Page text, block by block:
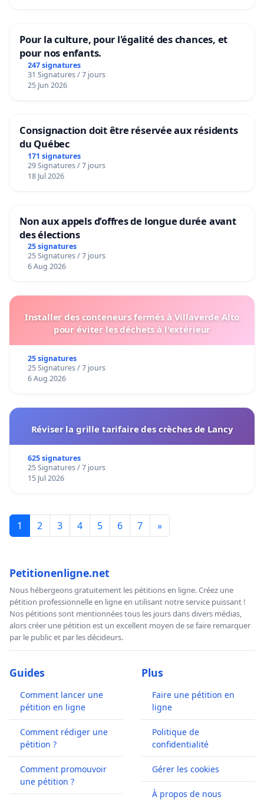
Pour la culture, pour l'égalité des chances, et
pour nos enfants.
247 signatures
31 Signatures / 7 jours
25 Jun 2026
Consignaction doit être réservée aux résidents
du Québec
171 signatures
29 Signatures / 7 jours
18 Jul 2026
Non aux appels d’offres de longue durée avant
des élections
25 signatures
25 Signatures / 7 jours
6 Aug 2026
Installer des conteneurs fermés à Villaverde Alto
pour éviter les déchets à l'extérieur
25 signatures
25 Signatures / 7 jours
6 Aug 2026
Réviser la grille tarifaire des crèches de Lancy
625 signatures
25 Signatures / 7 jours
15 Jul 2026
1 2 3 4 5 6 7 »
Petitionenligne.net
Nous hébergeons gratuitement les pétitions en ligne. Créez une
pétition professionnelle en ligne en utilisant notre service puissant !
Nos pétitions sont mentionnées tous les jours dans divers médias,
alors créer une pétition est un excellent moyen de se faire remarquer
par le public et par les décideurs.
Guides
Comment lancer une
pétition en ligne
Comment rédiger une
pétition ?
Comment promouvoir
une pétition ?
Plus
Faire une pétition en
ligne
Politique de
confidentialité
Gérer les cookies
À propos de nous